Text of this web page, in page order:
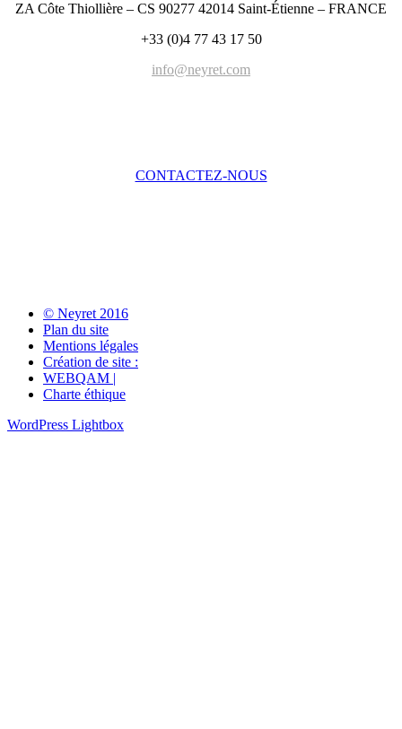
ZA Côte Thiollière – CS 90277 42014 Saint-Étienne – FRANCE
+33 (0)4 77 43 17 50
info@neyret.com
CONTACTEZ-NOUS
© Neyret 2016
Plan du site
Mentions légales
Création de site :
WEBQAM |
Charte éthique
WordPress Lightbox